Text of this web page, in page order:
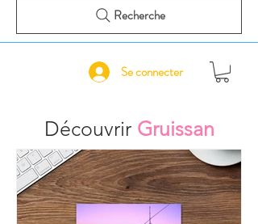
Se connecter
Recherche
Découvrir Gruissan